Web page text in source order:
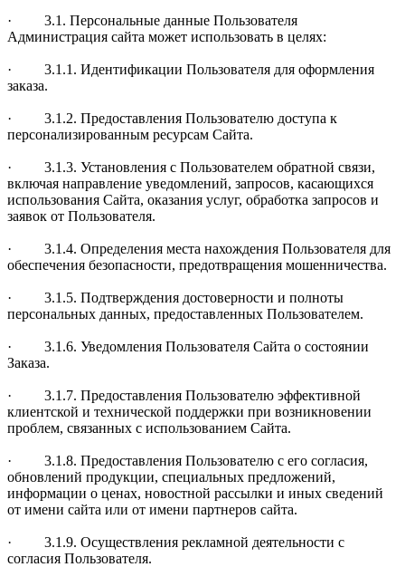
· 3.1. Персональные данные Пользователя
Администрация сайта может использовать в целях:
· 3.1.1. Идентификации Пользователя для оформления
заказа.
· 3.1.2. Предоставления Пользователю доступа к
персонализированным ресурсам Сайта.
· 3.1.3. Установления с Пользователем обратной связи,
включая направление уведомлений, запросов, касающихся
использования Сайта, оказания услуг, обработка запросов и
заявок от Пользователя.
· 3.1.4. Определения места нахождения Пользователя для
обеспечения безопасности, предотвращения мошенничества.
· 3.1.5. Подтверждения достоверности и полноты
персональных данных, предоставленных Пользователем.
· 3.1.6. Уведомления Пользователя Сайта о состоянии
Заказа.
· 3.1.7. Предоставления Пользователю эффективной
клиентской и технической поддержки при возникновении
проблем, связанных с использованием Сайта.
· 3.1.8. Предоставления Пользователю с его согласия,
обновлений продукции, специальных предложений,
информации о ценах, новостной рассылки и иных сведений
от имени сайта или от имени партнеров сайта.
· 3.1.9. Осуществления рекламной деятельности с
согласия Пользователя.